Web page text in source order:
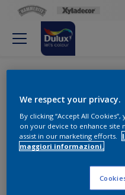
Il nostro obiettivo è
prodotti il più semplice
Cerchiamo di rispettare le
contenuti e di fornire
We respect your privacy.
By clicking “Accept All
on your device to enhance site
assist in our marketing efforts.
maggiori informazioni.